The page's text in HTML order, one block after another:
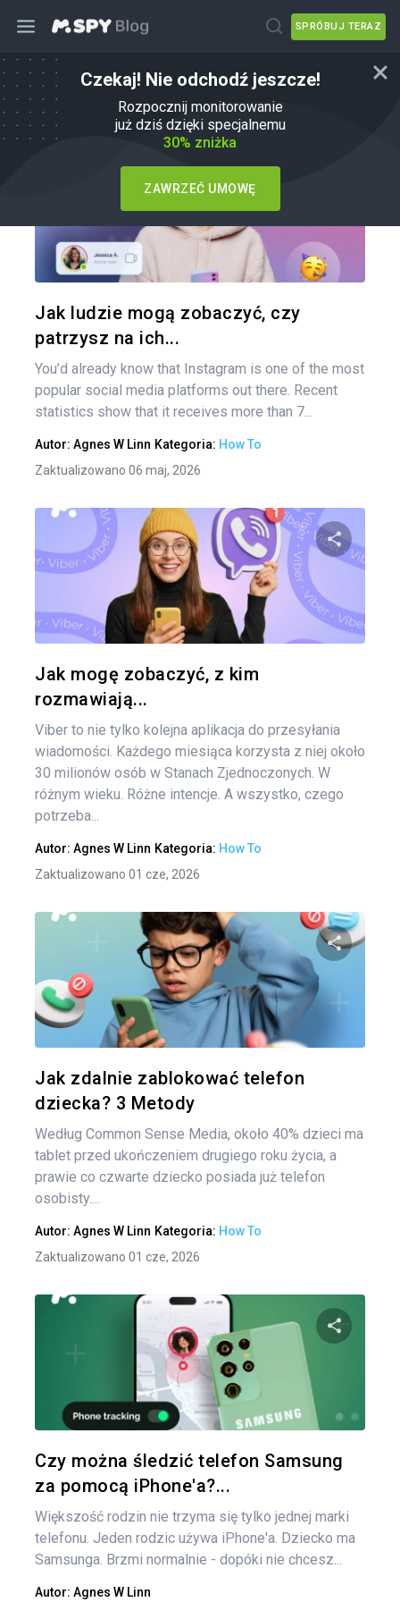
SPRÓBUJ TERAZ
Czekaj! Nie odchodź jeszcze!
Rozpocznij monitorowanie
już dziś dzięki specjalnemu
30% zniżka
ZAWRZEĆ UMOWĘ
Jak
Jak ludzie mogą zobaczyć, czy
patrzysz na ich...
You’d already know that Instagram is one of the most
popular social media platforms out there. Recent
statistics show that it receives more than 7...
Autor: Agnes W Linn Kategoria: How To
Zaktualizowano 06 maj, 2026
Jak mogę zobaczyć, z kim
rozmawiają...
Viber to nie tylko kolejna aplikacja do przesyłania
wiadomości. Każdego miesiąca korzysta z niej około
30 milionów osób w Stanach Zjednoczonych. W
różnym wieku. Różne intencje. A wszystko, czego
potrzeba...
Autor: Agnes W Linn Kategoria: How To
Zaktualizowano 01 cze, 2026
Jak zdalnie zablokować telefon
dziecka? 3 Metody
Według Common Sense Media, około 40% dzieci ma
tablet przed ukończeniem drugiego roku życia, a
prawie co czwarte dziecko posiada już telefon
osobisty....
Autor: Agnes W Linn Kategoria: How To
Zaktualizowano 01 cze, 2026
Czy można śledzić telefon Samsung
za pomocą iPhone'a?...
Większość rodzin nie trzyma się tylko jednej marki
telefonu. Jeden rodzic używa iPhone'a. Dziecko ma
Samsunga. Brzmi normalnie - dopóki nie chcesz...
Autor: Agnes W Linn